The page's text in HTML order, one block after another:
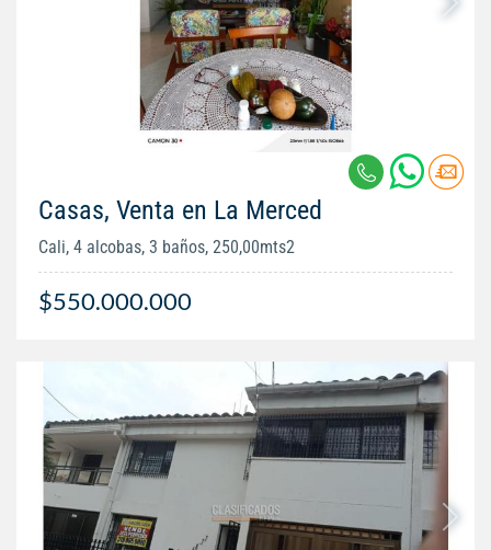
Casas, Venta en La Merced
Cali, 4 alcobas, 3 baños, 250,00mts2
$550.000.000